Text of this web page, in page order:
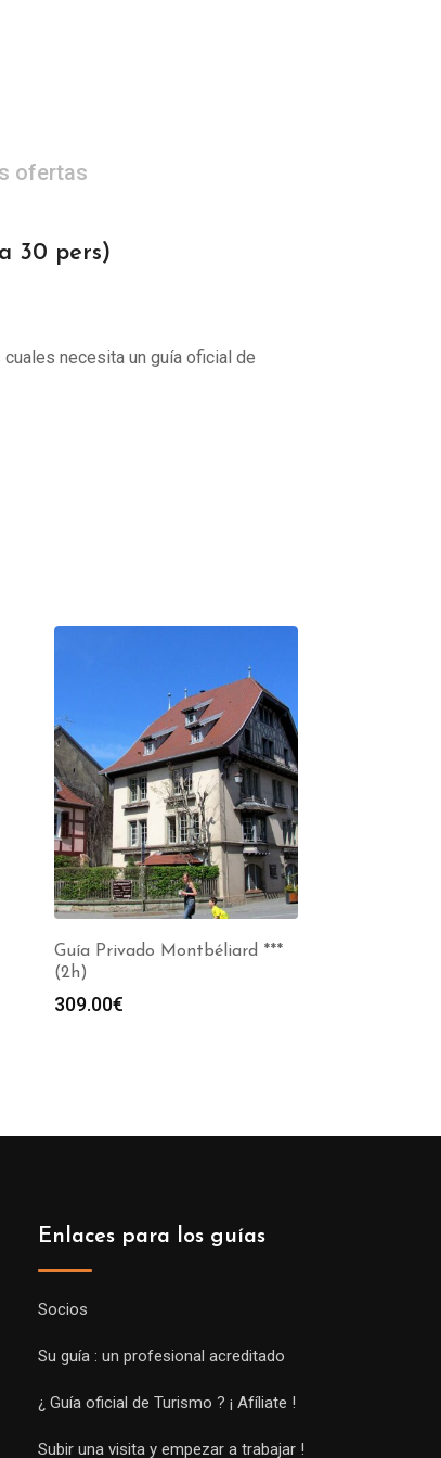
ofertas
30 pers)
necesita un guía oficial de
Guía Privado Montbéliard ***
(2h)
309.00€
Enlaces para los guías
Socios
Su guía : un profesional acreditado
¿ Guía oficial de Turismo ? ¡ Afíliate !
Subir una visita y empezar a trabajar !